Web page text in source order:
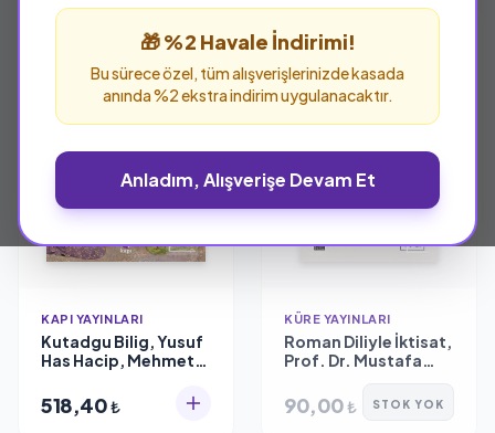
🎁 %2 Havale İndirimi!
Bu sürece özel, tüm alışverişlerinizde kasada
anında %2 ekstra indirim uygulanacaktır.
Anladım, Alışverişe Devam Et
KAPI YAYINLARI
Kutadgu Bilig, Yusuf
Has Hacip, Mehmet
Yayınları
518,40₺
TÜKENDI
KÜRE YAYINLARI
Roman Diliyle İktisat,
Prof. Dr. Mustafa
90,00₺ STOK YOK